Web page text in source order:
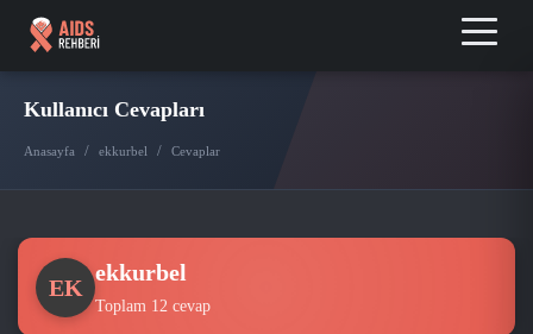
Kullanıcı Cevapları
Anasayfa / ekkurbel / Cevaplar
EK
ekkurbel
Toplam 12 cevap